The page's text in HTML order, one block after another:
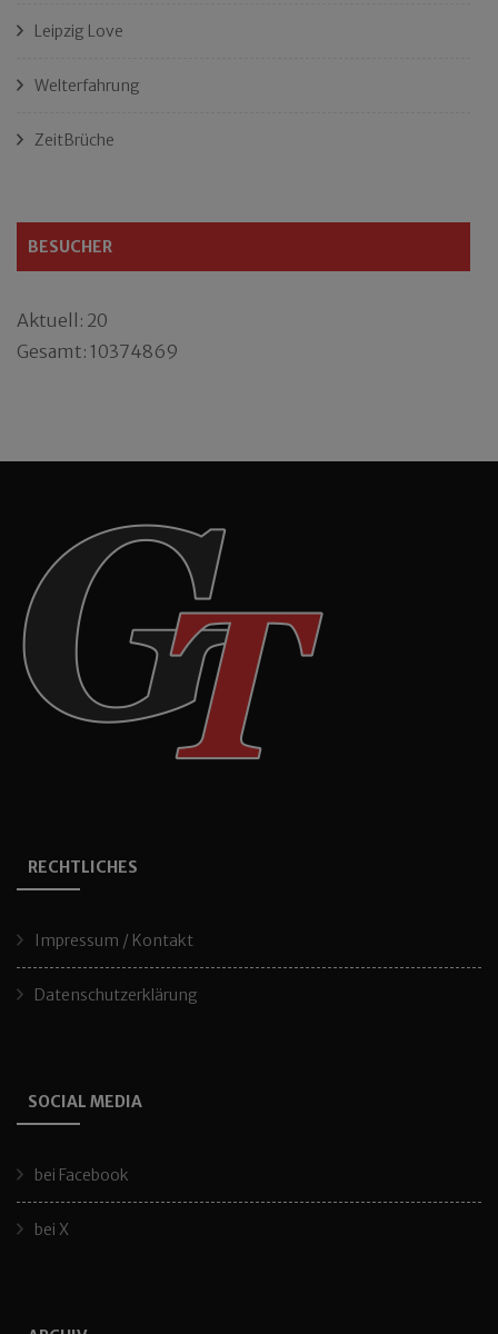
Leipzig Love
Welterfahrung
ZeitBrüche
BESUCHER
Aktuell: 20
Gesamt: 10374869
RECHTLICHES
Impressum / Kontakt
Datenschutzerklärung
SOCIAL MEDIA
bei Facebook
bei X